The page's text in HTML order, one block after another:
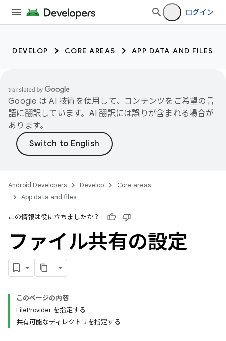
ログイン
DEVELOP CORE AREAS APP DATA AND FILES
Google は AI 技術を使用して、コンテンツをご希望の言
語に翻訳しています。AI 翻訳には誤りが含まれる場合が
あります。
Android Developers Develop
Core areas
App data and files
この情報は役に立ちましたか？
ファイル共有の設定
このページの内容
FileProvider を指定する
共有可能なディレクトリを指定する